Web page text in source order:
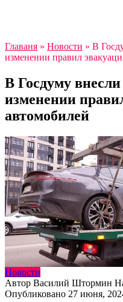
Главаня » Новости » В
изменении правил
В Госдуму
изменении
автомобилей
Новости
Автор Василий Штормин
Опубликовано 27 июня,